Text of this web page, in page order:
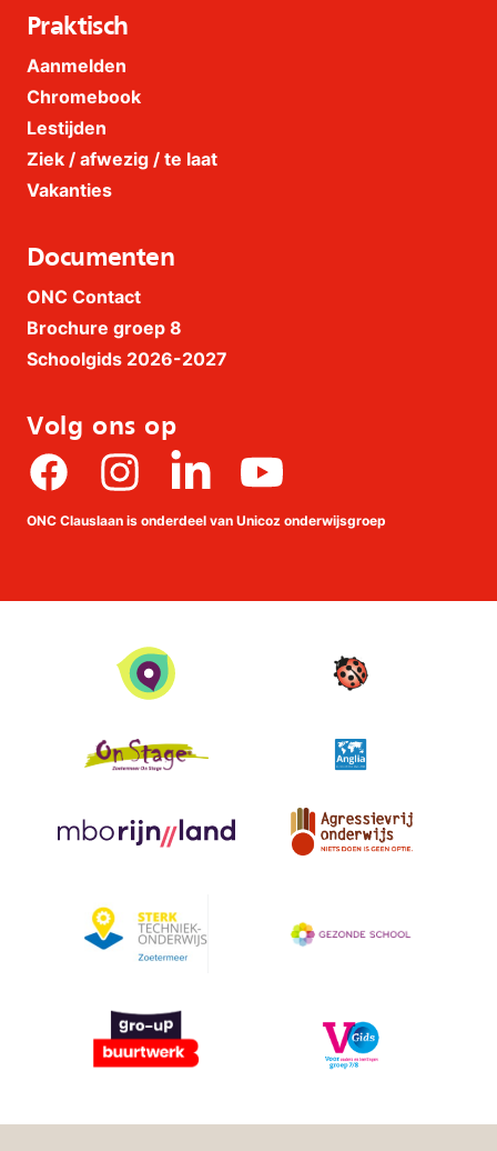
Praktisch
Aanmelden
Chromebook
Lestijden
Ziek / afwezig / te laat
Vakanties
Documenten
ONC Contact
Brochure groep 8
Schoolgids 2026-2027
Volg ons op
FacebookInstagramlinkedinYoutube
ONC Clauslaan is onderdeel van Unicoz onderwijsgroep